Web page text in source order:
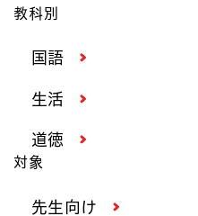
教科別
国語
生活
道徳
対象
先生向け